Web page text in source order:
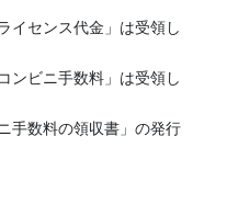
イセンス代金」は受領し
ンビニ手数料」は受領し
手数料の領収書」の発行